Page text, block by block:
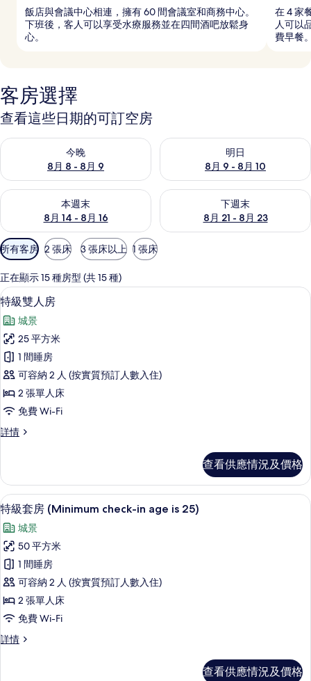
飯店與會議中心相連，擁有 60 間會議室和商務中心。
下班後，客人可以享受水療服務並在四間酒吧放鬆身
心。
在 4 家
人可以
費早餐
客房選擇
查看這些日期的可訂空房
今晚
8月 8 - 8月 9
查看今晚 8月 8 - 8月 9的可訂空房
明日
8月 9 - 8月 10
查看明日 8月 9 - 8月 10的可訂
本週末
8月 14 - 8月 16
查看本週末 8月 14 - 8月 16的可訂空房
下週末
8月 21 - 8月 23
查看下週末 8月 21 - 8月 23的
可
用
嘅
客
房
篩
選
條
件
所有客房 2 張床 3 張床以上 1 張床
正在顯示 15 種房型 (共 15 種)
載
入
所
有
特
級
雙
人
房
相
片
特級雙人房 | 防敏寢具、迷你吧、房內
10
特級雙人房
城景
25 平方米
1 間睡房
可容納 2 人 (按實質預訂人數入住)
2 張單人床
免費 Wi-Fi
詳情
特
房
詳
情
查看供應情況及價格
載
入
所
有
特
級
套
房
(Minimum
特級套房 (Minimum check-in age is
11
特級套房 (Minimum check-in age is 25)
城景
50 平方米
1 間睡房
可容納 2 人 (按實質預訂人數入住)
2 張單人床
免費 Wi-Fi
詳情
特
查看供應情況及價格